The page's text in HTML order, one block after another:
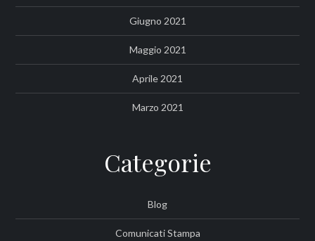
Giugno 2021
Maggio 2021
Aprile 2021
Marzo 2021
Categorie
Blog
Comunicati Stampa